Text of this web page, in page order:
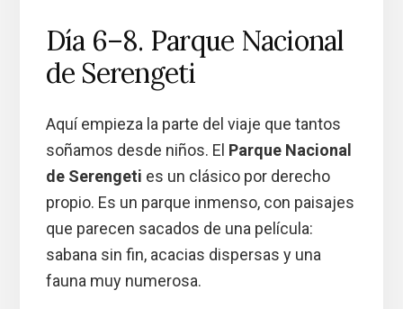
Día 6–8. Parque Nacional
de Serengeti
Aquí empieza la parte del viaje que tantos
soñamos desde niños. El Parque Nacional
de Serengeti es un clásico por derecho
propio. Es un parque inmenso, con paisajes
que parecen sacados de una película:
sabana sin fin, acacias dispersas y una
fauna muy numerosa.